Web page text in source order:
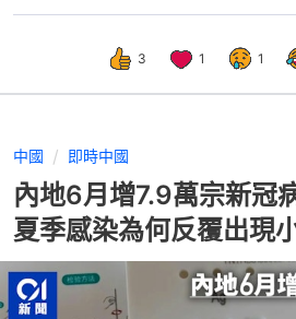
3 1 1
中國 即時中國
內地6月增7.9萬宗新
夏季感染為何反覆出現